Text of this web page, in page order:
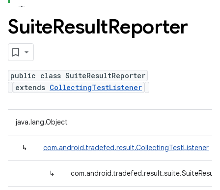
SuiteResultReporter
public class SuiteResultReporter
extends CollectingTestListener
java.lang.Object
↳ com.android.tradefed.result.CollectingTestListener
↳